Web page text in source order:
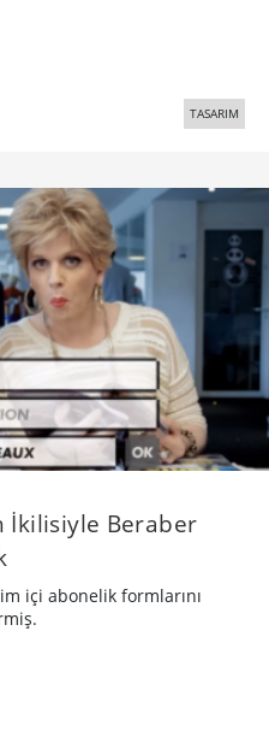
TASARIM
İkilisiyle Beraber
içi abonelik formlarını